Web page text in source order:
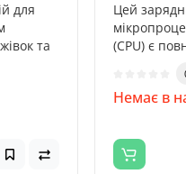
для
та
Цей
(CPU) є
Немає в